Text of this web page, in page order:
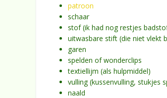
patroon
schaar
stof (ik had nog restjes
uitwasbare stift (die niet vlekt
garen
spelden of wonderclips
textiellijm (als hulpmiddel)
vulling (kussenvulling, stukjes
naald